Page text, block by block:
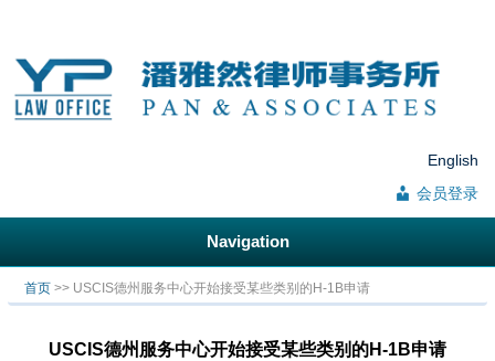
English
会员登录
Navigation
你在这里
首页 >> USCIS德州服务中心开始接受某些类别的H-1B申请
USCIS德州服务中心开始接受某些类别的H-1B申请